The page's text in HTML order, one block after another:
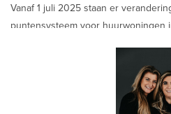
Vanaf 1 juli 2025 staan er
puntensysteem voor huurwoningen